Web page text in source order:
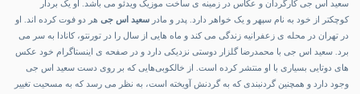
سعید اس جی کارگردان و عکاس در زمینه ی ساخت موزیک ویدئو می باشد. او یک بردار
کوچکتر از خود به نام سپهر و یک خواهر دارد. پدر و مادر سعید اس جی هر دو فوت کرده اند. او
در تهران در محله ی زعفرانیه زندگی می کند و ماه هایی از سال را در تورنتو، کانادا به سر می
برد. سعید اس جی با محمدرضا گلزار دوستی نزدیکی دارد و در صفحه ی اینستاگرام خود عکس
های دوتایی بسیاری با او منتشر کرده است. از خالکوبی‌هایی که بر روی دست سعید اس جی
وجود دارد و همچنین گردنبندی که به گردنش آویخته است، به نظر می رسد که به مسحیت تغییر